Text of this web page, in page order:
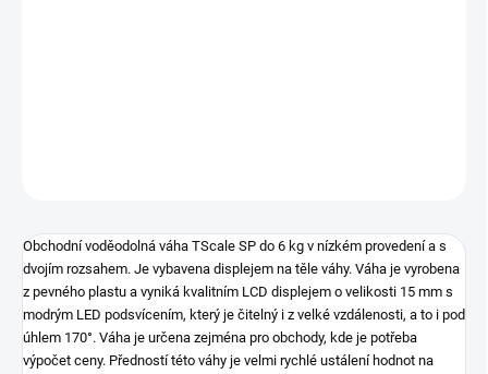
Obchodní voděodolná váha TScale SP do 6 kg v nízkém provedení a s
dvojím rozsahem. Je vybavena displejem na těle váhy. Váha je vyrobena
z pevného plastu a vyniká kvalitním LCD displejem o velikosti 15 mm s
modrým LED podsvícením, který je čitelný i z velké vzdálenosti, a to i pod
úhlem 170°. Váha je určena zejména pro obchody, kde je potřeba
výpočet ceny. Předností této váhy je velmi rychlé ustálení hodnot na